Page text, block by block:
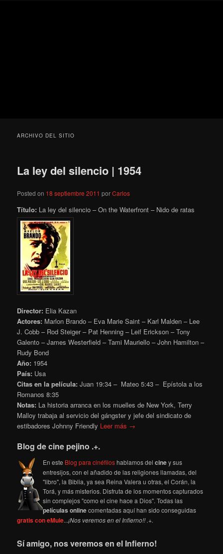
ARCHIVO DEL SITIO
La ley del silencio | 1954
Posted on 18 septiembre 2011 porCarlos
Título: La ley del silencio – On the Waterfront – Nido de ratas
Director: Elia Kazan
Actores: Marlon Brando – Eva Marie Saint – Karl Malden – Lee
J. Cobb – Rod Steiger – Pat Henning – Leif Erickson – Tony
Galento – James Westerfield – Tami Mauriello – John Hamilton –
Rudy Bond
Año: 1954
País: Usa
Citas en la película: Juan 19:34 – Mateo 5:43 – Epístola a los
Romanos 8:35
Notas: La historia arranca en los muelles de New York, Terry
Malloy trabaja al servicio del gángster y jefe del sindicato de
estibadores Johnny Friendly Leer más →
Blog de cine pejino .+.
En este Blog para cinéfiloshablamos delciney sus
entresijos, con el añadido de las religiones llamadas, del
"libro", la Biblia, ya sea Reina Valera u otras, el Corán, la
Torá, y más misterios. Disfruta de los momentos capturados
sin complejos "como el cine hace a Dios". Todas las
películas onlinecomentadas aquí han sido conseguidas
gratis con eMule...¡Nos veremos en el Infierno!! .+.
Sí amigo, nos veremos en el Infierno!